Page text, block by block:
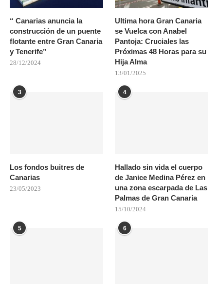
“ Canarias anuncia la
construcción de un puente
flotante entre Gran Canaria
y Tenerife”
28/12/2024
Ultima hora Gran Canaria
se Vuelca con Anabel
Pantoja: Cruciales las
Próximas 48 Horas para su
Hija Alma
13/01/2025
3
Los fondos buitres de
Canarias
23/05/2023
4
Hallado sin vida el cuerpo
de Janice Medina Pérez en
una zona escarpada de Las
Palmas de Gran Canaria
15/10/2024
5 6